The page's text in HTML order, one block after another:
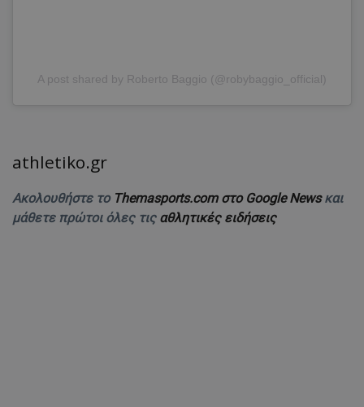
A post shared by Roberto Baggio (@robybaggio_official)
athletiko.gr
Ακολουθήστε το Themasports.com στο Google Newsκαι
μάθετε πρώτοι όλες τις αθλητικές ειδήσεις